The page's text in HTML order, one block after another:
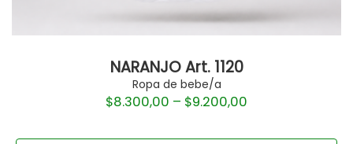
NARANJO Art. 1120
Ropa de bebe/a
$8.300,00 – $9.200,00